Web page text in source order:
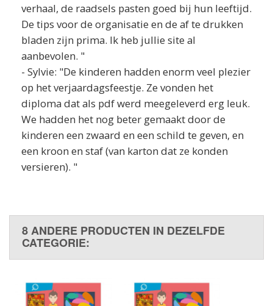
verhaal, de raadsels pasten goed bij hun leeftijd.
De tips voor de organisatie en de af te drukken
bladen zijn prima. Ik heb jullie site al
aanbevolen. "
- Sylvie: "De kinderen hadden enorm veel plezier
op het verjaardagsfeestje. Ze vonden het
diploma dat als pdf werd meegeleverd erg leuk.
We hadden het nog beter gemaakt door de
kinderen een zwaard en een schild te geven, en
een kroon en staf (van karton dat ze konden
versieren). "
8 ANDERE PRODUCTEN IN DEZELFDE
CATEGORIE: